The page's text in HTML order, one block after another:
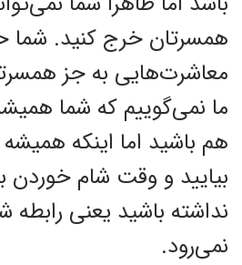
همسرتان خرج کنید. شما
معاشرت‌هایی به جز
ما نمی‌گوییم که شما همیشه
هم باشید اما اینکه همیشه
بیایید و وقت شام خوردن
نداشته باشید یعنی
نمی‌رود.